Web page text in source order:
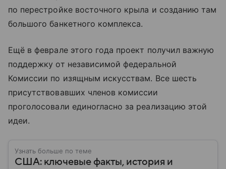
по перестройке восточного крыла и созданию там
большого банкетного комплекса.
Ещё в феврале этого года проект получил важную
поддержку от независимой федеральной
Комиссии по изящным искусствам. Все шесть
присутствовавших членов комиссии
проголосовали единогласно за реализацию этой
идеи.
Узнать больше по теме
США: ключевые факты, история и